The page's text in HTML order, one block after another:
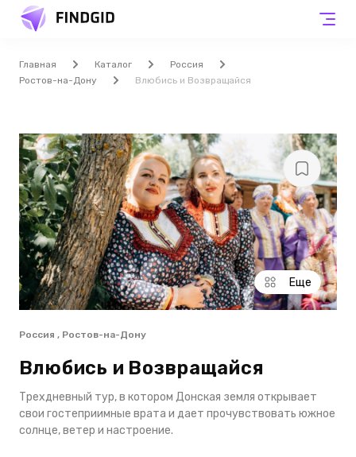
Главная Каталог
Россия
Ростов-на-Дону
Влюбись и Возвращайся
Еще
Россия , Ростов-на-Дону
Влюбись и Возвращайся
Трехдневный тур, в котором Донская земля открывает
свои гостеприимные врата и дает прочувствовать южное
солнце, ветер и настроение.